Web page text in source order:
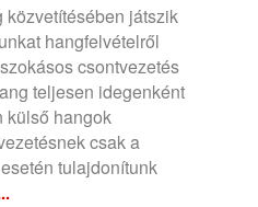
játszik
hangfelvételről
csontvezetés
teljesen idegenként
külső hangok
csak a
tulajdonítunk